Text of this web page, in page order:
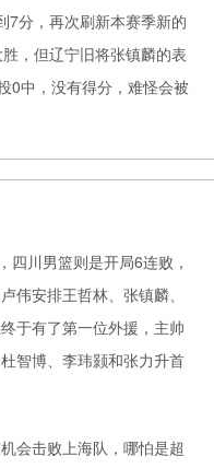
7分，再次刷新本赛季新的
，但辽宁旧将张镇麟的表
0中，没有得分，难怪会被
四川男篮则是开局6连败，
伟安排王哲林、张镇麟、
于有了第一位外援，主帅
智博、李玮颢和张力升首
会击败上海队，哪怕是超